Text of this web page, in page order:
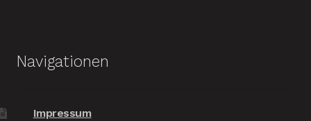
Navigationen
Impressum